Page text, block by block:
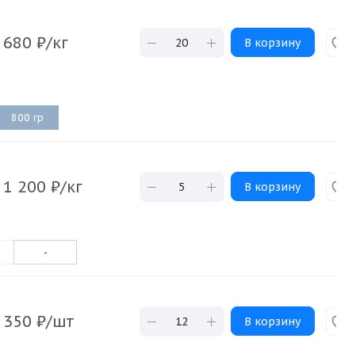
680 ₽/кг В корзину
800 гр
1 200 ₽/кг В корзину
-
350 ₽/шт В корзину